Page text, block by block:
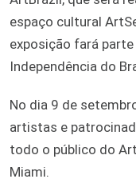
espaço cultural
exposição fará
Independência do
No dia 9 de
artistas e
todo o público do
Miami.